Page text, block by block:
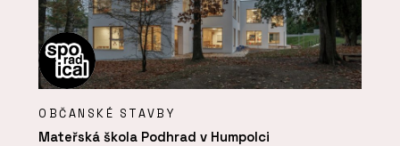
OBČANSKÉ STAVBY
Mateřská škola Podhrad v Humpolci